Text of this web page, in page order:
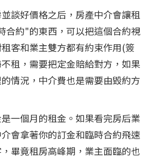
談好價格之后，房產中介會讓租
合約"的東西，可以把這個合約視
客和業主雙方都有約束作用(簽
租，需要把定金賠給對方，如果
情況，中介費也是需要由毀約方
一個月的租金。如果看完房后業
會拿著你的訂金和臨時合約飛速
畢竟租房高峰期，業主面臨的也